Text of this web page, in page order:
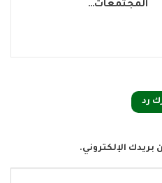
المجتمعات…
رد
بريدك الإلكتروني.